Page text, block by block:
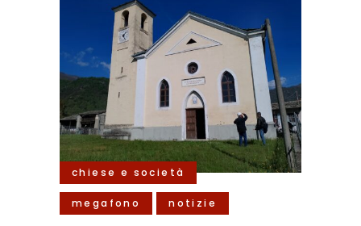
chiese e società
megafono notizie